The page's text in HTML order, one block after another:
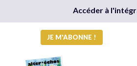
Accéder à
JE M'ABONNE !